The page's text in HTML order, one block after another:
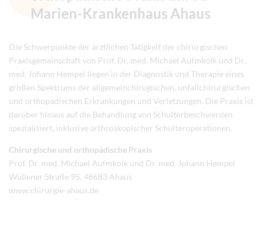
Marien-Krankenhaus Ahaus
Die Schwerpunkte der ärztlichen Tätigkeit der chirurgischen
Praxisgemeinschaft von Prof. Dr. med. Michael Aufmkolk und Dr.
med. Johann Hempel liegen in der Diagnostik und Therapie eines
großen Spektrums der allgemeinchirugischen, unfallchirurgischen
und orthopädischen Erkrankungen und Verletzungen. Die Praxis ist
darüber hinaus auf die Behandlung von Schulterbeschwerden
spezialisiert, inklusive arthroskopischer Schulteroperationen.
Chirurgische und orthopädische Praxis
Prof. Dr. med. Michael Aufmkolk und Dr. med. Johann Hempel
Wüllener Straße 95, 48683 Ahaus
www.chirurgie-ahaus.de